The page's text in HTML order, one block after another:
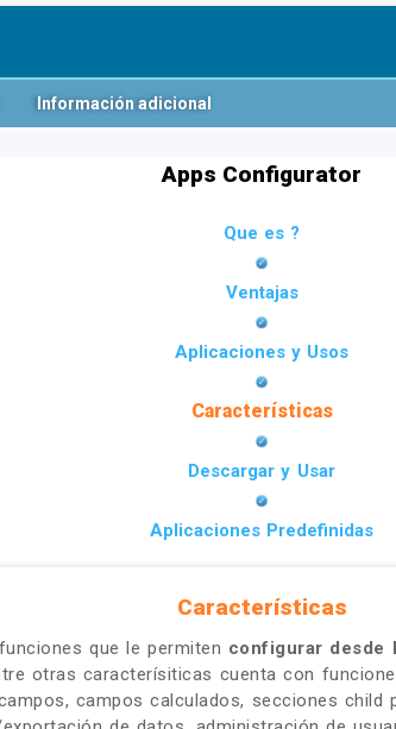
Información adicional
Apps Configurator
Que es ?
Ventajas
Aplicaciones y Usos
Características
Descargar y Usar
Aplicaciones Predefinidas
Características
que le permiten configurar desde
otras caracterísiticas cuenta con
campos calculados, secciones child